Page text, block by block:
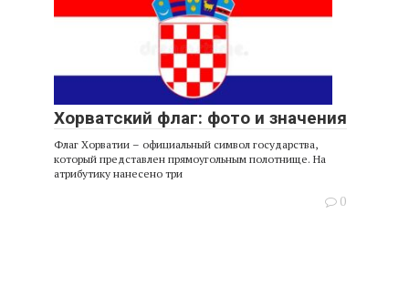
Хорватский флаг: фото и значения
Флаг Хорватии – официальный символ государства,
который представлен прямоугольным полотнище. На
атрибутику нанесено три
0